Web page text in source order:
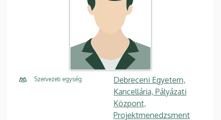
Szervezeti egység
Debreceni Egyetem,
Kancellária, Pályázati
Központ,
Projektmenedzsment